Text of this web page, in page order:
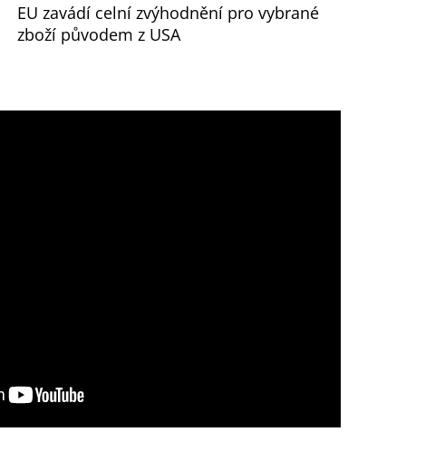
EU zavádí celní zvýhodnění pro vybrané
zboží původem z USA